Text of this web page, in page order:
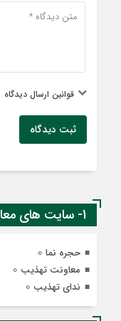
قوانین ارسال دیدگاه
ثبت دیدگاه
1- سایت های معاونت تهذیب
حجره نما
معاونت تهذیب
ندای تهذیب